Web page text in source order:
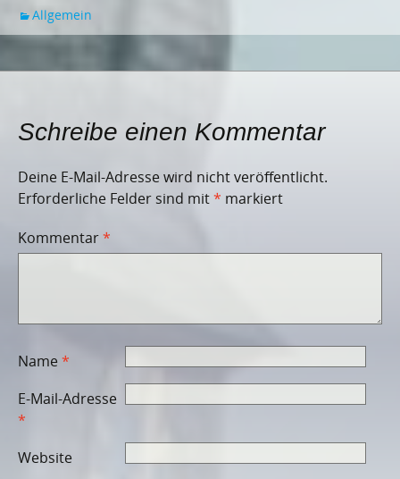
Allgemein
Schreibe einen Kommentar
Deine E-Mail-Adresse wird nicht veröffentlicht.
Erforderliche Felder sind mit* markiert
Kommentar*
Name*
E-Mail-Adresse
*
Website